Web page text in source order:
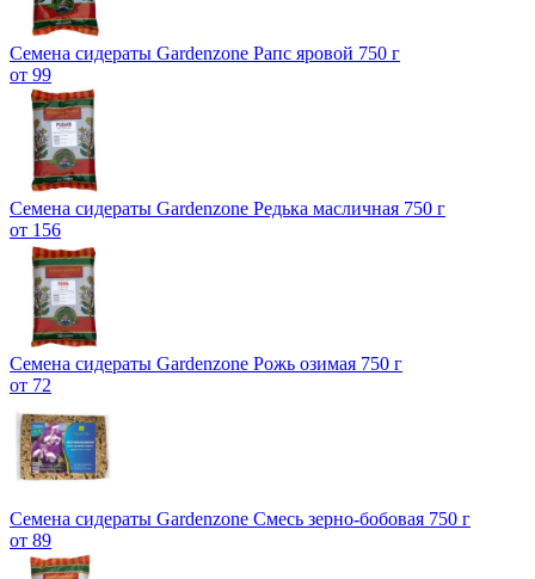
Семена сидераты Gardenzone Рапс яровой 750 г
от 99
Семена сидераты Gardenzone Редька масличная 750 г
от 156
Семена сидераты Gardenzone Рожь озимая 750 г
от 72
Семена сидераты Gardenzone Смесь зерно-бобовая 750 г
от 89